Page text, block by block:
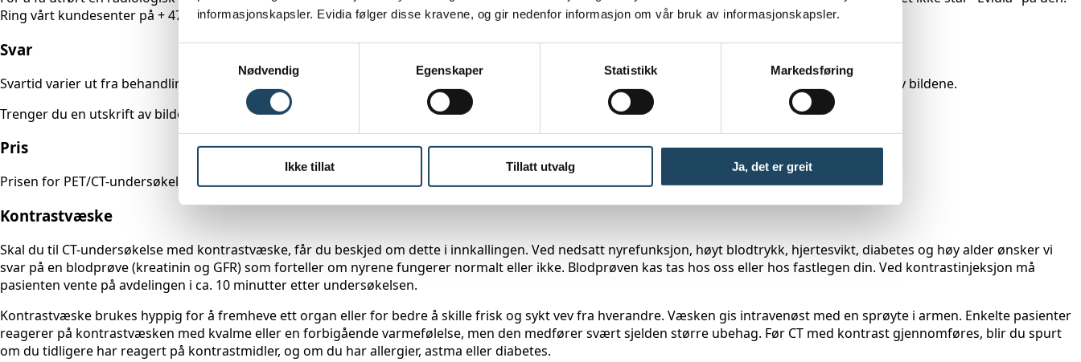
informasjonskapsler. Evidia følger disse kravene, og gir nedenfor informasjon om vår bruk av informasjonskapsler.
Nødvendig
Egenskaper Statistikk Markedsføring
Ikke tillat Tillatt utvalg Ja, det er greit
Ring vårt kundesenter på + 47 22 43 43 43, så hjelper vi deg!
Svar
Svartid varier ut fra behandlingssted og type undersøkelse. Svarene blir sendt til den som sendte henvisningen, og det vil kun være en beskrivelse av bildene.
Trenger du en utskrift av bildene kan du henvende deg i resepsjonen.
Pris
Prisen for PET/CT-undersøkelse avhenger av hvilke deler av kroppen som skal undersøkes.
Kontrastvæske
Skal du til CT-undersøkelse med kontrastvæske, får du beskjed om dette i innkallingen. Ved nedsatt nyrefunksjon, høyt blodtrykk, hjertesvikt, diabetes og høy alder ønsker vi
svar på en blodprøve (kreatinin og GFR) som forteller om nyrene fungerer normalt eller ikke. Blodprøven kas tas hos oss eller hos fastlegen din. Ved kontrastinjeksjon må
pasienten vente på avdelingen i ca. 10 minutter etter undersøkelsen.
Kontrastvæske brukes hyppig for å fremheve ett organ eller for bedre å skille frisk og sykt vev fra hverandre. Væsken gis intravenøst med en sprøyte i armen. Enkelte pasienter
reagerer på kontrastvæsken med kvalme eller en forbigående varmefølelse, men den medfører svært sjelden større ubehag. Før CT med kontrast gjennomføres, blir du spurt
om du tidligere har reagert på kontrastmidler, og om du har allergier, astma eller diabetes.